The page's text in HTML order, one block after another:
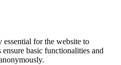
essential for the website to
basic functionalities and